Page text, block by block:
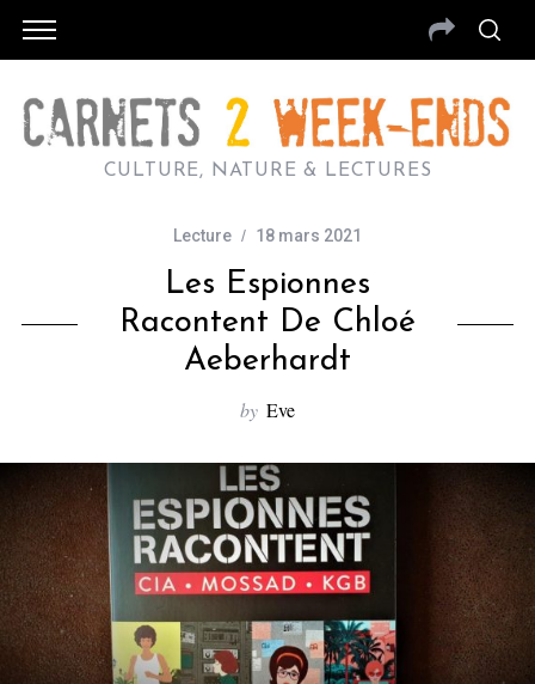
CULTURE, NATURE & LECTURES
Lecture 18 mars 2021
Les Espionnes
Racontent De Chloé
Aeberhardt
by Eve